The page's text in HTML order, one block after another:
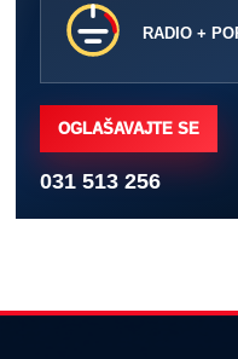
RADIO +
OGLAŠAVAJTE SE
031 513 256